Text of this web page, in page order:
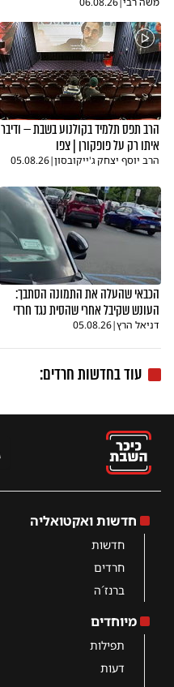
הרב תפס תלמיד בקולנוע בשבת — ודיבר
איתו רק על פופקורן | צפו
הרב יוסף יצחק ג'ייקובסון|
05.08.26
הכבאי שהעלה את התמונה הסתבך:
העונש שקיבל אחרי שהסית נגד חרדי
דניאל הרץ|
05.08.26
עוד בחדשות חרדים:
חדשות ואקטואליה
חדשות
חרדים
ברנז´ה
מיוחדים
תפילות
דעות